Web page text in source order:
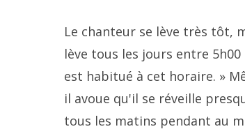
Le chanteur se lève très tôt,
lève tous les jours entre
est habitué à cet horaire. »
il avoue qu'il se réveille
tous les matins pendant au